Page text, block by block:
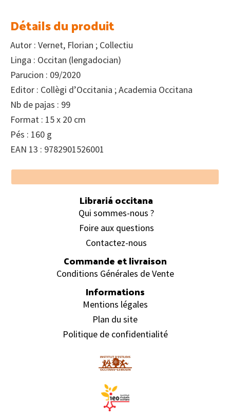
Détails du produit
Autor : Vernet, Florian ; Collectiu
Linga : Occitan (lengadocian)
Parucion : 09/2020
Editor : Collègi d’Occitania ; Academia Occitana
Nb de pajas : 99
Format : 15 x 20 cm
Pés : 160 g
EAN 13 : 9782901526001
Footer
Librariá occitana
Qui sommes-nous ?
Foire aux questions
Contactez-nous
Commande et livraison
Conditions Générales de Vente
Informations
Mentions légales
Plan du site
Politique de confidentialité